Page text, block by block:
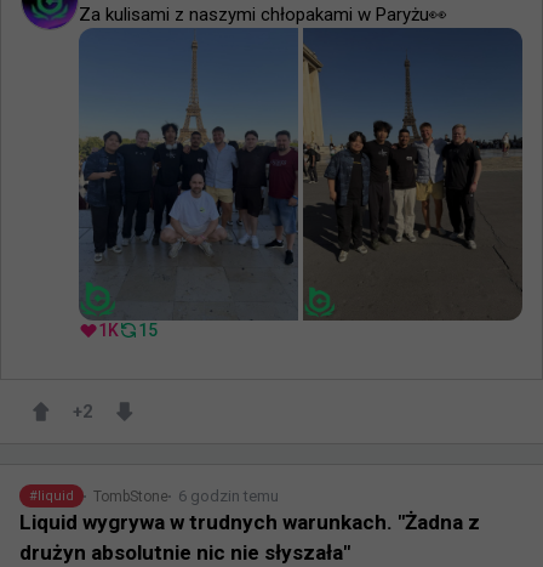
Za kulisami z naszymi chłopakami w Paryżu👀
1K 15
+2
# liquid TombStone 6 godzin temu
Liquid wygrywa w trudnych warunkach. "Żadna z
drużyn absolutnie nic nie słyszała"